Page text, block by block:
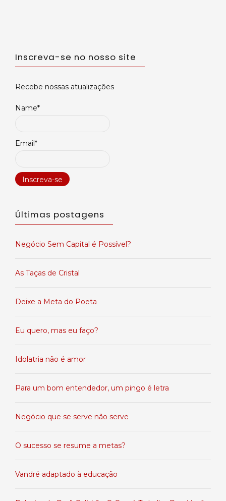
Inscreva-se no nosso site
Recebe nossas atualizações
Name*
Email*
Últimas postagens
Negócio Sem Capital é Possível?
As Taças de Cristal
Deixe a Meta do Poeta
Eu quero, mas eu faço?
Idolatria não é amor
Para um bom entendedor, um pingo é letra
Negócio que se serve não serve
O sucesso se resume a metas?
Vandré adaptado à educação